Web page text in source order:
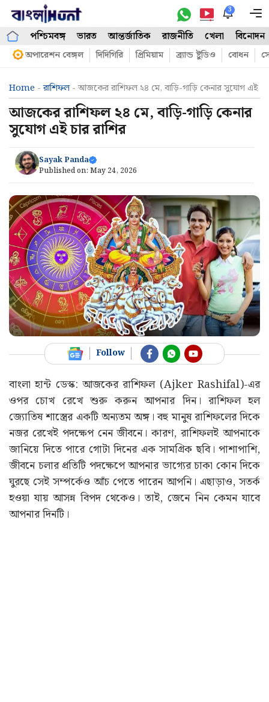
Skip
content
3
পশ্চিমবঙ্গ ভারত আন্তর্জাতিক রাজনীতি খেলা বিনোদন
অপারেশন বেঙ্গল দিদিগিরি প্রিমিয়াম ব্র্যান্ড ষ্টুডিও বোধন
Home -রাশিফল- আজকের রাশিফল ২৪ মে, বাড়ি-গাড়ি কেনার সুযোগ এই
আজকের রাশিফল ২৪ মে, বাড়ি-গাড়ি কেনার
সুযোগ এই চার রাশির
Sayak Panda
Published on: May 24, 2026
Follow
বাংলা হান্ট ডেস্ক: আজকের রাশিফল (Ajker Rashifal)-এর
ওপর চোখ রেখে শুরু করুন আপনার দিন। রাশিফল হল
জ্যোতিষ শাস্ত্রের একটি অন্যতম অঙ্গ। বহু মানুষ রাশিফলের দিকে
নজর রেখেই পদক্ষেপ নেন জীবনে। কারণ, রাশিফলই আপনাকে
জানিয়ে দিতে পারে গোটা দিনের এক সামগ্রিক ছবি। পাশাপাশি,
জীবনে চলার প্রতিটি পদক্ষেপে আপনার ভাগ্যের চাকা কোন দিকে
ঘুরছে সেই সম্পর্কেও আঁচ পেতে পারেন আপনি। এছাড়াও, সতর্ক
হওয়া যায় আসন্ন বিপদ থেকেও। তাই, জেনে নিন কেমন যাবে
আপনার দিনটি।